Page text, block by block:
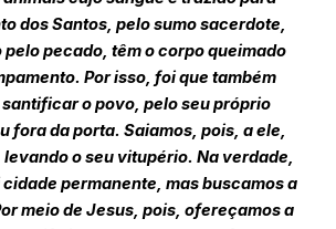
dos Santos, pelo sumo sacerdote,
pecado, têm o corpo queimado
Por isso, foi que também
o povo, pelo seu próprio
fora da porta. Saiamos, pois, a ele,
o seu vitupério. Na verdade,
permanente, mas buscamos a
meio de Jesus, pois, ofereçamos a